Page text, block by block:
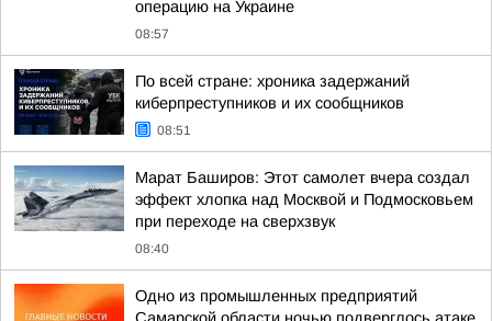
операцию на Украине
08:57
По всей стране: хроника задержаний
киберпреступников и их сообщников
08:51
Марат Баширов: Этот самолет вчера создал
эффект хлопка над Москвой и Подмосковьем
при переходе на сверхзвук
08:40
Одно из промышленных предприятий